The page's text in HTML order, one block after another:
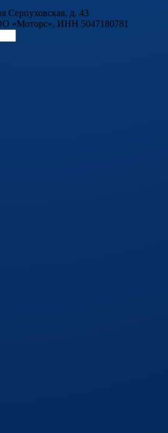
Серпуховская, д. 43
«Моторс», ИНН 5047180781